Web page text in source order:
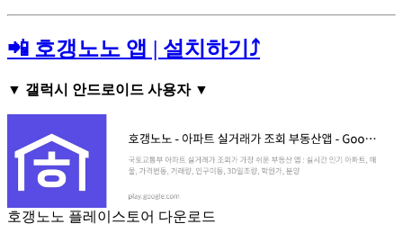
📲 호갱노노 앱 | 설치하기⤴️
▼ 갤럭시 안드로이드 사용자 ▼
호갱노노 플레이스토어 다운로드